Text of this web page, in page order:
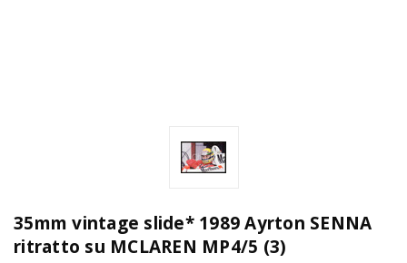
35mm vintage slide* 1989 Ayrton SENNA
ritratto su MCLAREN MP4/5 (3)